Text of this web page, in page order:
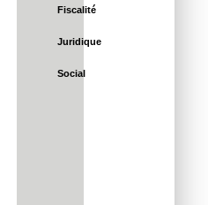
Fiscalité
Juridique
Social